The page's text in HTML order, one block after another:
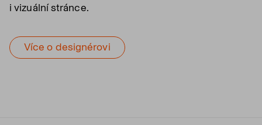
i vizuální stránce.
Více o designérovi